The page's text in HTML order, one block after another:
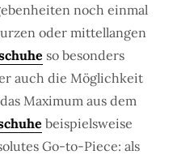
noch einmal
oder mittellangen
so besonders
auch die Möglichkeit
Maximum aus dem
beispielsweise
Go-to-Piece: als